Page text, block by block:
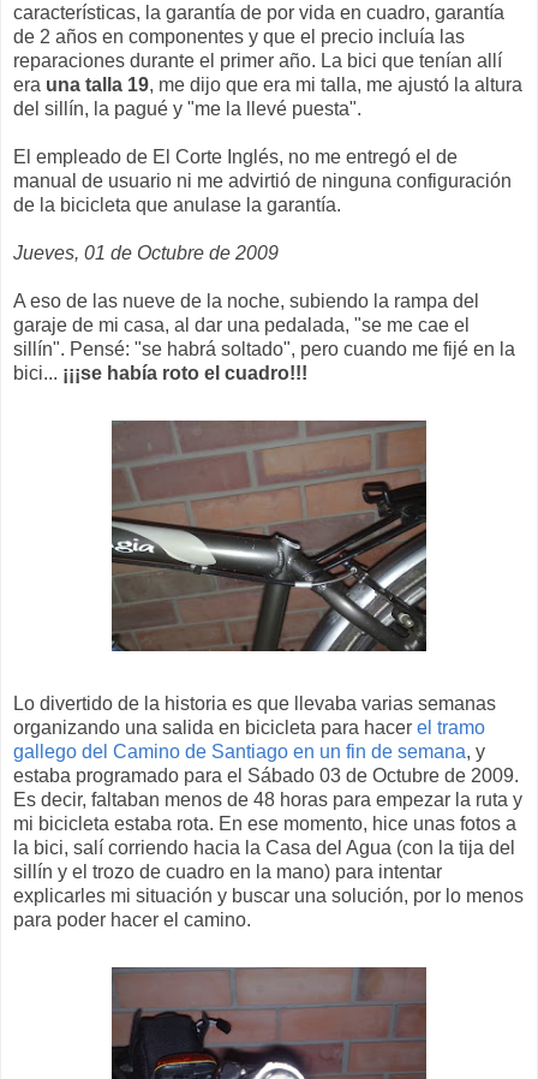
características, la garantía de por vida en cuadro, garantía
de 2 años en componentes y que el precio incluía las
reparaciones durante el primer año. La bici que tenían allí
era una talla 19, me dijo que era mi talla, me ajustó la altura
del sillín, la pagué y "me la llevé puesta".
El empleado de El Corte Inglés, no me entregó el de
manual de usuario ni me advirtió de ninguna configuración
de la bicicleta que anulase la garantía.
Jueves, 01 de Octubre de 2009
A eso de las nueve de la noche, subiendo la rampa del
garaje de mi casa, al dar una pedalada, "se me cae el
sillín". Pensé: "se habrá soltado", pero cuando me fijé en la
bici... ¡¡¡se había roto el cuadro!!!
Lo divertido de la historia es que llevaba varias semanas
organizando una salida en bicicleta para hacer el tramo
gallego del Camino de Santiago en un fin de semana, y
estaba programado para el Sábado 03 de Octubre de 2009.
Es decir, faltaban menos de 48 horas para empezar la ruta y
mi bicicleta estaba rota. En ese momento, hice unas fotos a
la bici, salí corriendo hacia la Casa del Agua (con la tija del
sillín y el trozo de cuadro en la mano) para intentar
explicarles mi situación y buscar una solución, por lo menos
para poder hacer el camino.